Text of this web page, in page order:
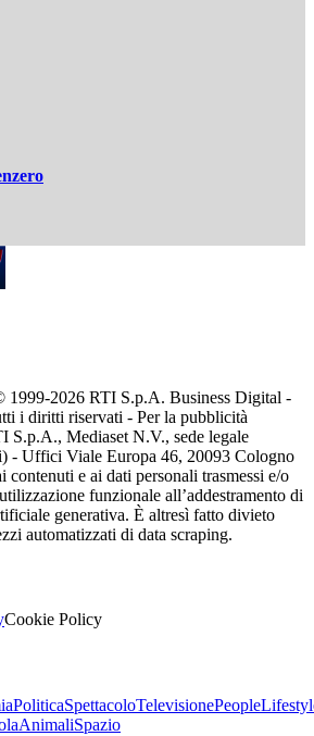
1999-2026 RTI S.p.A. Business Digital -
i diritti riservati - Per la pubblicità
S.p.A., Mediaset N.V., sede legale
- Uffici Viale Europa 46, 20093 Cologno
contenuti e ai dati personali trasmessi e/o
funzionale all’addestramento di
generativa. È altresì fatto divieto
automatizzati di data scraping.
Cookie Policy
PoliticaSpettacoloTelevisionePeople
AnimaliSpazio